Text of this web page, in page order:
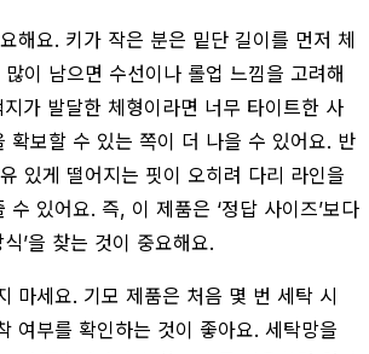
해요. 키가 작은 분은 밑단 길이를 먼저 체
이 남으면 수선이나 롤업 느낌을 고려해
가 발달한 체형이라면 너무 타이트한 사
확보할 수 있는 쪽이 더 나을 수 있어요. 반
있게 떨어지는 핏이 오히려 다리 라인을
수 있어요. 즉, 이 제품은 ‘정답 사이즈’보다
’을 찾는 것이 중요해요.
마세요. 기모 제품은 처음 몇 번 세탁 시
여부를 확인하는 것이 좋아요. 세탁망을